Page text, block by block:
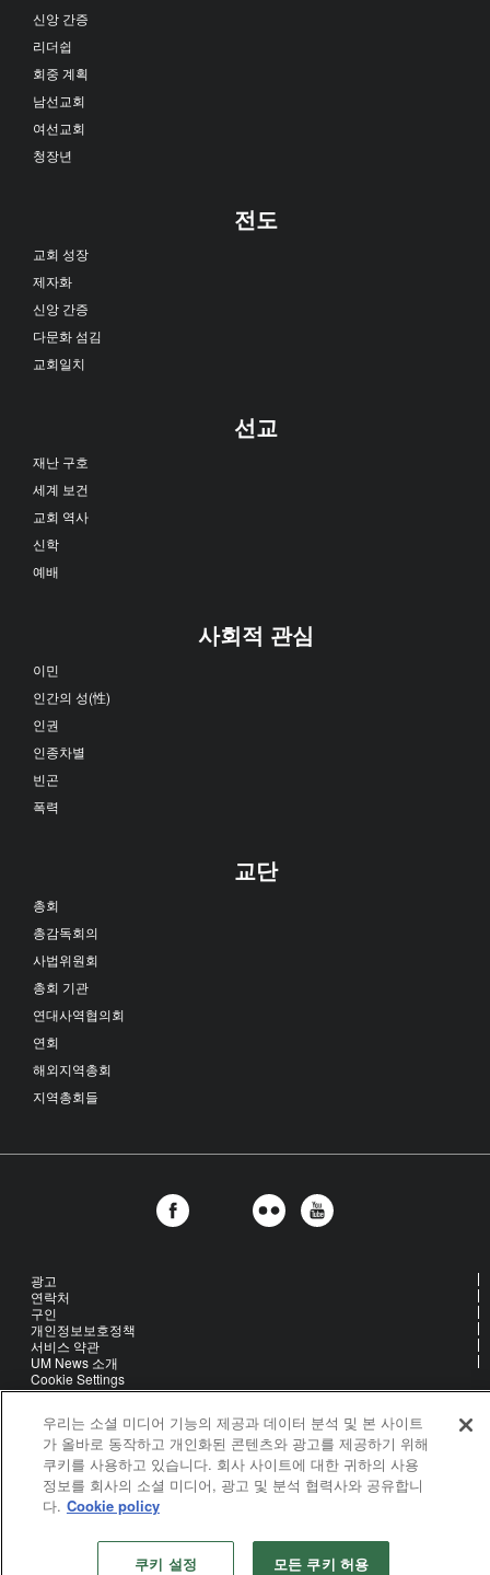
신앙 간증
리더쉽
회중 계획
남선교회
여선교회
청장년
전도
교회 성장
제자화
신앙 간증
다문화 섬김
교회일치
선교
재난 구호
세계 보건
교회 역사
신학
예배
사회적 관심
이민
인간의 성(性)
인권
인종차별
빈곤
폭력
교단
총회
총감독회의
사법위원회
총회 기관
연대사역협의회
연회
해외지역총회
지역총회들
광고
연락처
구인
개인정보보호정책
서비스 약관
UM News 소개
Cookie Settings
United Methodist Communications is an agency of The United
Methodist Church
©2026United Methodist Communications. All Rights Reserved
우리는 소셜 미디어 기능의 제공과 데이터 분석 및 본 사이트
가 올바로 동작하고 개인화된 콘텐츠와 광고를 제공하기 위해
쿠키를 사용하고 있습니다. 회사 사이트에 대한 귀하의 사용
정보를 회사의 소셜 미디어, 광고 및 분석 협력사와 공유합니
다. Cookie policy
쿠키 설정 모든 쿠키 허용